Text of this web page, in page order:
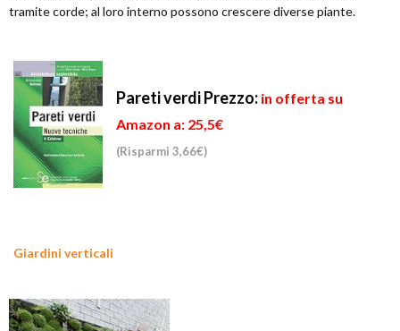
tramite corde; al loro interno possono crescere diverse piante.
Pareti verdiPrezzo: in offerta su
Amazon a: 25,5€
(Risparmi 3,66€)
Giardini verticali